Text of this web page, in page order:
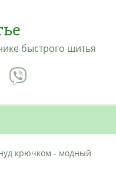
быстрого шитья
крючком - модный